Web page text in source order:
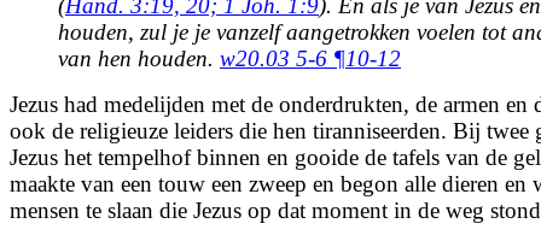
houden, zul je je vanzelf aangetrokken voelen tot
van hen houden. w20.03 5-6 ¶10-12
Jezus had medelijden met de onderdrukten, de armen en
ook de religieuze leiders die hen tiranniseerden. Bij twee
Jezus het tempelhof binnen en gooide de tafels van de
maakte van een touw een zweep en begon alle dieren
mensen te slaan die Jezus op dat moment in de weg